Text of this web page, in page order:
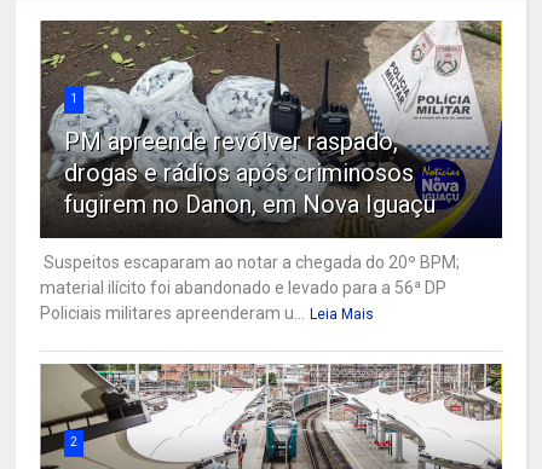
1
PM apreende revólver raspado,
drogas e rádios após criminosos
fugirem no Danon, em Nova Iguaçu
Suspeitos escaparam ao notar a chegada do 20º BPM;
material ilícito foi abandonado e levado para a 56ª DP
Policiais militares apreenderam u... Leia Mais
2